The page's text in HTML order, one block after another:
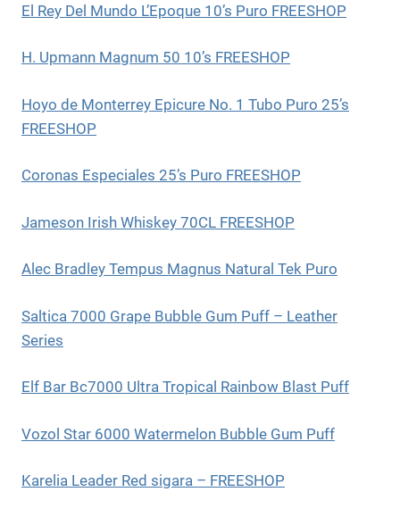
El Rey Del Mundo L’Epoque 10’s Puro FREESHOP
H. Upmann Magnum 50 10’s FREESHOP
Hoyo de Monterrey Epicure No. 1 Tubo Puro 25’s
FREESHOP
Coronas Especiales 25’s Puro FREESHOP
Jameson Irish Whiskey 70CL FREESHOP
Alec Bradley Tempus Magnus Natural Tek Puro
Saltica 7000 Grape Bubble Gum Puff – Leather
Series
Elf Bar Bc7000 Ultra Tropical Rainbow Blast Puff
Vozol Star 6000 Watermelon Bubble Gum Puff
Karelia Leader Red sigara – FREESHOP